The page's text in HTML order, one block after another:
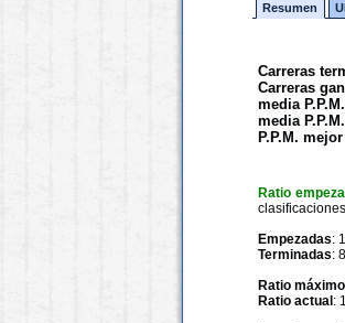
Resumen
Carreras
Carreras
media
media
P.P.M.
Ratio
Empezadas:
Terminadas: 8
Ratio
Ratio actual :